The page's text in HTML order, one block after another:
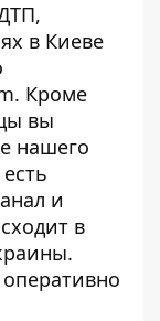
в Киеве
. Кроме
вы
нашего
и
в